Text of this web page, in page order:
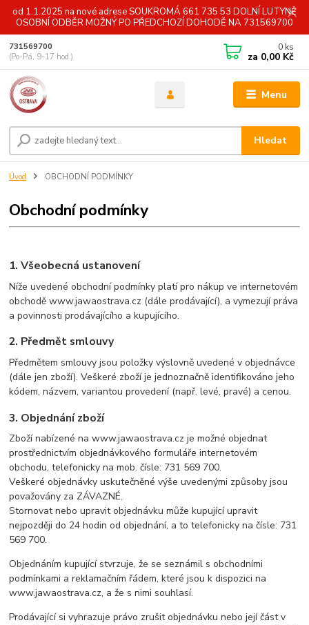
od 1.1.2025 na nové adrese SOUKROMÁ 661 735 53 DOLNÍ LUTYNĚ
OSOBNÍ ODBĚR MOŽNÝ PO PŘEDCHOZÍ DOHODĚ NA 731569700
Menu
Hledat
731569700
(Po-Pá, 9-17 hod.)
0 ks
za 0,00 Kč
Úvod OBCHODNÍ PODMÍNKY
Obchodní podmínky
1. Všeobecná ustanovení
Níže uvedené obchodní podmínky platí pro nákup ve internetovém
obchodě www.jawaostrava.cz (dále prodávající), a vymezují práva
a povinnosti prodávajícího a kupujícího.
2. Předmět smlouvy
Předmětem smlouvy jsou položky výslovně uvedené v objednávce
(dále jen zboží). Veškeré zboží je jednoznačně identifikováno jeho
kódem, názvem, variantou provedení (např. levé, pravé) a cenou.
3. Objednání zboží
Zboží nabízené na www.jawaostrava.cz je možné objednat
prostřednictvím objednávkového formuláře internetovém
obchodu, telefonicky na mob. čísle: 731 569 700.
Veškeré objednávky uskutečněné výše uvedenými způsoby jsou
považovány za ZÁVAZNÉ.
Stornovat nebo upravit objednávku může kupující upravit
nejpozději do 24 hodin od objednání, a to telefonicky na čísle: 731
569 700.
Objednáním kupující stvrzuje, že se seznámil s obchodními
podmínkami a reklamačním řádem, které jsou k dispozici na
www.jawaostrava.cz, a že s nimi souhlasí.
Prodávající si vyhrazuje právo zrušit objednávku nebo její část v